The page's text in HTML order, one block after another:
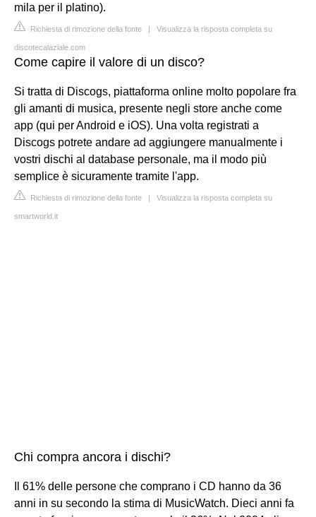
mila per il platino).
Richiesta di rimozione della fonte | Visualizza la risposta completa su
discotecalaziale.com
Come capire il valore di un disco?
Si tratta di Discogs, piattaforma online molto popolare fra
gli amanti di musica, presente negli store anche come
app (qui per Android e iOS). Una volta registrati a
Discogs potrete andare ad aggiungere manualmente i
vostri dischi al database personale, ma il modo più
semplice è sicuramente tramite l'app.
Richiesta di rimozione della fonte | Visualizza la risposta completa su
smartworld.it
Chi compra ancora i dischi?
Il 61% delle persone che comprano i CD hanno da 36
anni in su secondo la stima di MusicWatch. Dieci anni fa